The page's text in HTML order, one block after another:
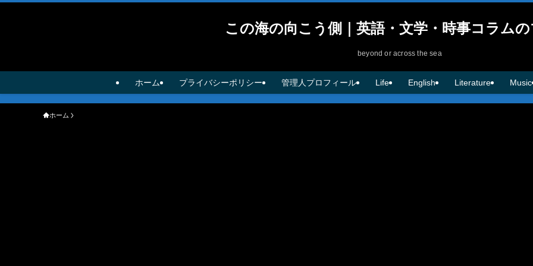
この海の向こう側｜英語・文学・時事コラム
beyond or across the sea
ホーム プライバシーポリシー 管理人プロフィール Life English Literature Music
ホーム